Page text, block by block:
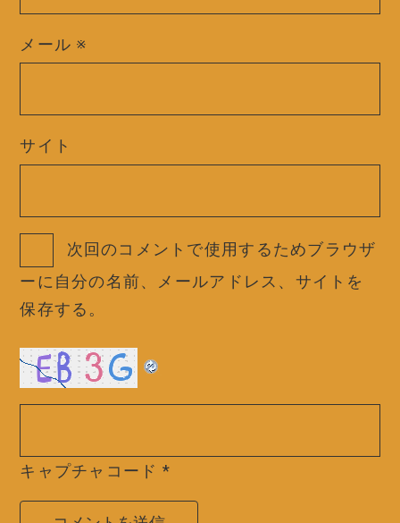
メール ※
サイト
次回のコメントで使用するためブラウザ
ーに自分の名前、メールアドレス、サイトを
保存する。
キャプチャコード *